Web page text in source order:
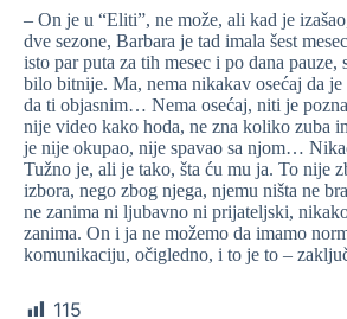
– On je u “Eliti”, ne može, ali kad je
dve sezone, Barbara je tad imala šest
isto par puta za tih mesec i po dana pauze,
bilo bitnije. Ma, nema nikakav osećaj da je
da ti objasnim… Nema osećaj, niti je
nije video kako hoda, ne zna koliko zuba
je nije okupao, nije spavao sa njom…
Tužno je, ali je tako, šta ću mu ja. To nije
izbora, nego zbog njega, njemu ništa ne
ne zanima ni ljubavno ni prijateljski,
zanima. On i ja ne možemo da imamo
komunikaciju, očigledno, i to je to –
115